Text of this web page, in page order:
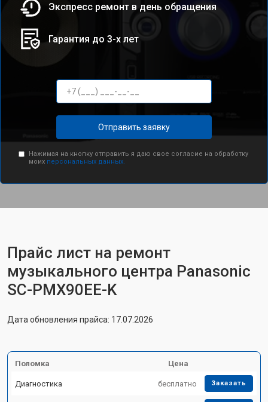
Экспресс ремонт в день обращения
Гарантия до 3-х лет
Отправить заявку
Нажимая на кнопку отправить я даю свое согласие на обработку
моих персональных данных.
Прайс лист на ремонт
музыкального центра Panasonic
SC-PMX90EE-K
Дата обновления прайса: 17.07.2026
Поломка Цена
Диагностика бесплатно Заказать